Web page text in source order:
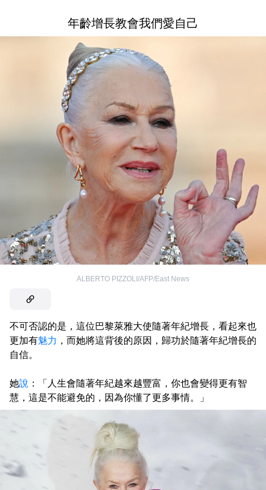
年齡增長教會我們愛自己
ALBERTO PIZZOLI/AFP/East News
不可否認的是，這位巴黎萊雅大使隨著年紀增長，看起來也
更加有魅力 ，而她將這背後的原因，歸功於隨著年紀增長的
自信。
她說 ：「人生會隨著年紀越來越豐富，你也會變得更有智
慧，這是不能避免的，因為你懂了更多事情。」